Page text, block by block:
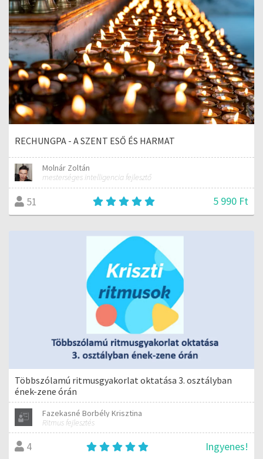
RECHUNGPA - A SZENT ESŐ ÉS HARMAT
Molnár Zoltán
mesterséges intelligencia fejlesztő
51 5 990 Ft
Többszólamú ritmusgyakorlat oktatása 3. osztályban
ének-zene órán
Fazekasné Borbély Krisztina
Ritmus fejlesztés
4 Ingyenes!